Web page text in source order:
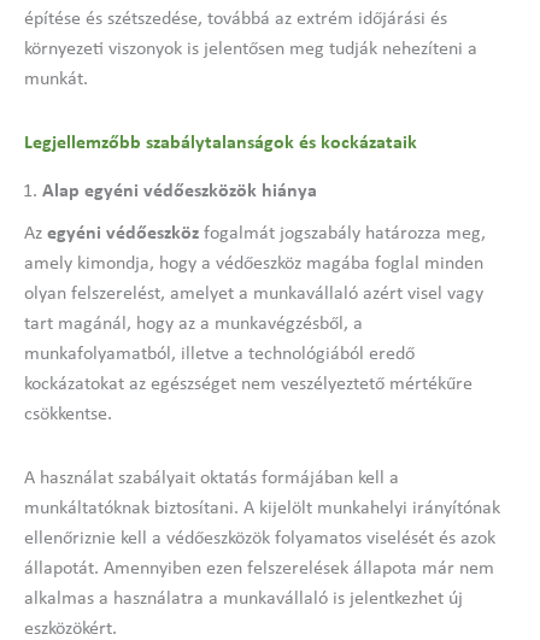
építése és szétszedése, továbbá az extrém időjárási és
környezeti viszonyok is jelentősen meg tudják nehezíteni a
munkát.
Legjellemzőbb szabálytalanságok és kockázataik
Alap egyéni védőeszközök hiánya
Az egyéni védőeszköz fogalmát jogszabály határozza meg,
amely kimondja, hogy a védőeszköz magába foglal minden
olyan felszerelést, amelyet a munkavállaló azért visel vagy
tart magánál, hogy az a munkavégzésből, a
munkafolyamatból, illetve a technológiából eredő
kockázatokat az egészséget nem veszélyeztető mértékűre
csökkentse.
A használat szabályait oktatás formájában kell a
munkáltatóknak biztosítani. A kijelölt munkahelyi irányítónak
ellenőriznie kell a védőeszközök folyamatos viselését és azok
állapotát. Amennyiben ezen felszerelések állapota már nem
alkalmas a használatra a munkavállaló is jelentkezhet új
eszközökért.